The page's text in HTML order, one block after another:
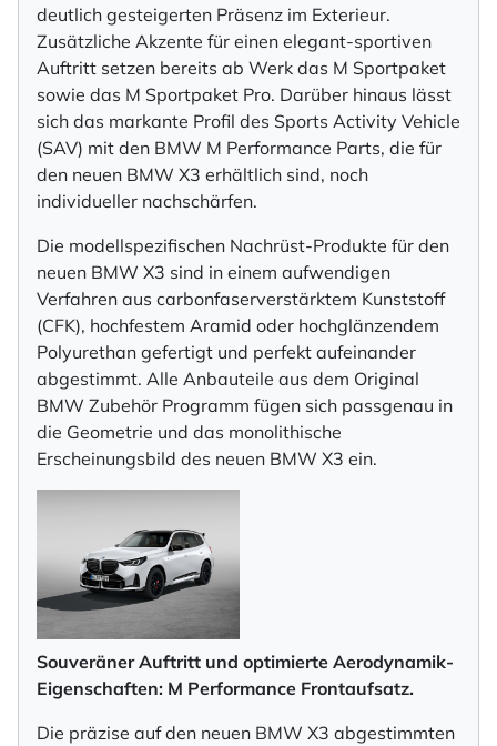
deutlich gesteigerten Präsenz im Exterieur.
Zusätzliche Akzente für einen elegant-sportiven
Auftritt setzen bereits ab Werk das M Sportpaket
sowie das M Sportpaket Pro. Darüber hinaus lässt
sich das markante Profil des Sports Activity Vehicle
(SAV) mit den BMW M Performance Parts, die für
den neuen BMW X3 erhältlich sind, noch
individueller nachschärfen.
Die modellspezifischen Nachrüst-Produkte für den
neuen BMW X3 sind in einem aufwendigen
Verfahren aus carbonfaserverstärktem Kunststoff
(CFK), hochfestem Aramid oder hochglänzendem
Polyurethan gefertigt und perfekt aufeinander
abgestimmt. Alle Anbauteile aus dem Original
BMW Zubehör Programm fügen sich passgenau in
die Geometrie und das monolithische
Erscheinungsbild des neuen BMW X3 ein.
Souveräner Auftritt und optimierte Aerodynamik-
Eigenschaften: M Performance Frontaufsatz.
Die präzise auf den neuen BMW X3 abgestimmten